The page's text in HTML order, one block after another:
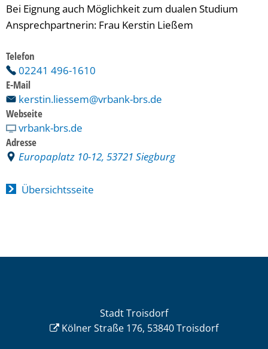
Bei Eignung auch Möglichkeit zum dualen Studium
Ansprechpartnerin: Frau Kerstin Ließem
Telefon
02241 496-1610
E-Mail
kerstin.liessem@vrbank-brs.de
Webseite
vrbank-brs.de
Adresse
Europaplatz 10-12, 53721 Siegburg
Übersichtsseite
Stadt Troisdorf
Kölner Straße 176, 53840 Troisdorf